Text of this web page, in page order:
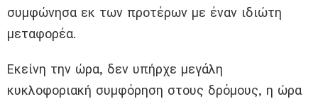
συμφώνησα εκ των προτέρων με έναν ιδιώτη
μεταφορέα.
Εκείνη την ώρα, δεν υπήρχε μεγάλη
κυκλοφοριακή συμφόρηση στους δρόμους, η ώρα